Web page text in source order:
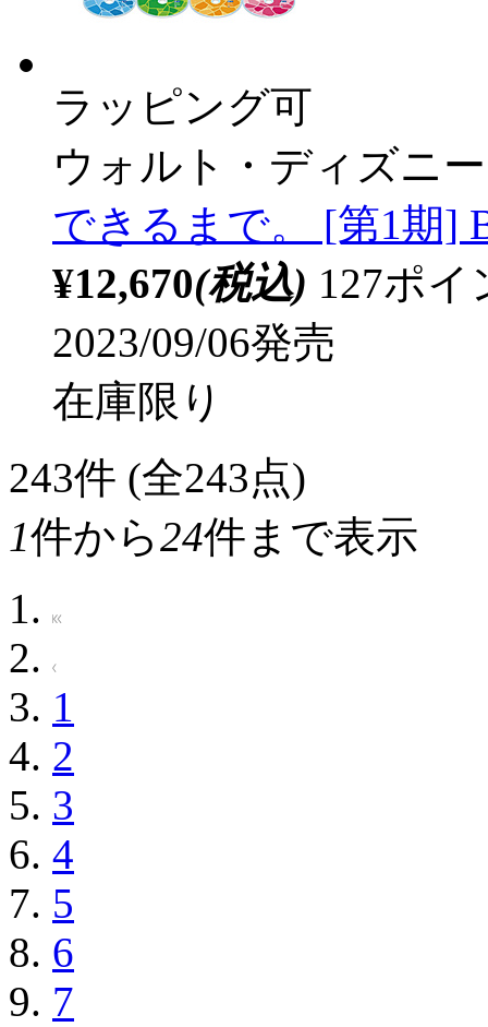
ラッピング可
ウォルト・ディズニ
できるまで。 [第1期]
¥12,670(税込) 127ポ
2023/09/06発売
在庫限り
243件 (全243点)
1件から24件まで表示
1
2
3
4
5
6
7